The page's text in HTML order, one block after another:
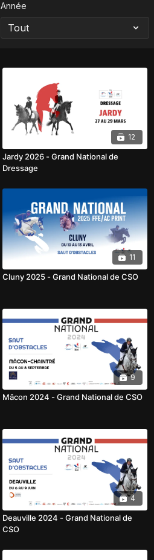
Année
12
Jardy 2026 - Grand National de
Dressage
11
Cluny 2025 - Grand National de CSO
9
Mâcon 2024 - Grand National de CSO
4
Deauville 2024 - Grand National de
CSO